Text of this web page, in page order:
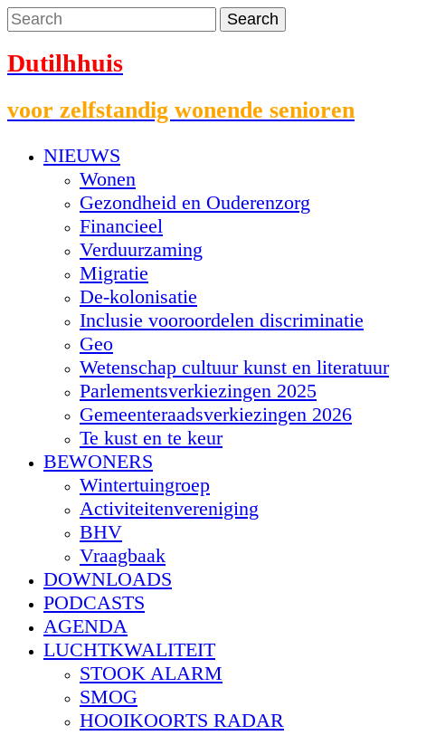
Dutilhhuis
voor zelfstandig wonende senioren
NIEUWS
Wonen
Gezondheid en Ouderenzorg
Financieel
Verduurzaming
Migratie
De-kolonisatie
Inclusie vooroordelen discriminatie
Geo
Wetenschap cultuur kunst en literatuur
Parlementsverkiezingen 2025
Gemeenteraadsverkiezingen 2026
Te kust en te keur
BEWONERS
Wintertuingroep
Activiteitenvereniging
BHV
Vraagbaak
DOWNLOADS
PODCASTS
AGENDA
LUCHTKWALITEIT
STOOK ALARM
SMOG
HOOIKOORTS RADAR